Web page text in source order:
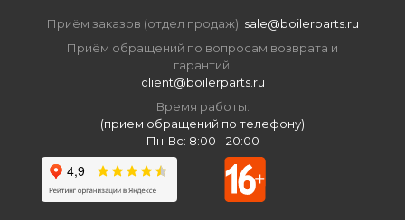
Приём заказов (отдел продаж): sale@boilerparts.ru
Приём обращений по вопросам возврата и
гарантий:
client@boilerparts.ru
Время работы:
(прием обращений по телефону)
Пн-Вс: 8:00 - 20:00